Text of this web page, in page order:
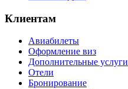
Клиентам
Авиабилеты
Оформление виз
Дополнительные услуги
Отели
Бронирование